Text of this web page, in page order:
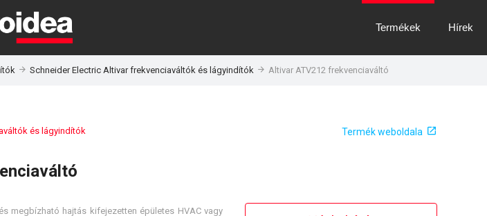
Termékek Hírek
Schneider Electric Altivar frekvenciaváltók és lágyindítók Altivar ATV212 frekvenciaváltó
és lágyindítók Termék weboldala
megbízható hajtás kifejezetten épületes HVAC vagy